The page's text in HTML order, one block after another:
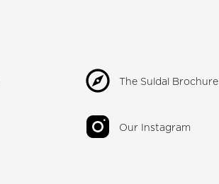
The Suldal Brochure
Our Instagram